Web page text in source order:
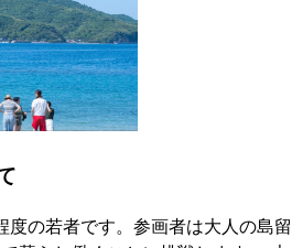
度の若者です。 参画者は大人の島留